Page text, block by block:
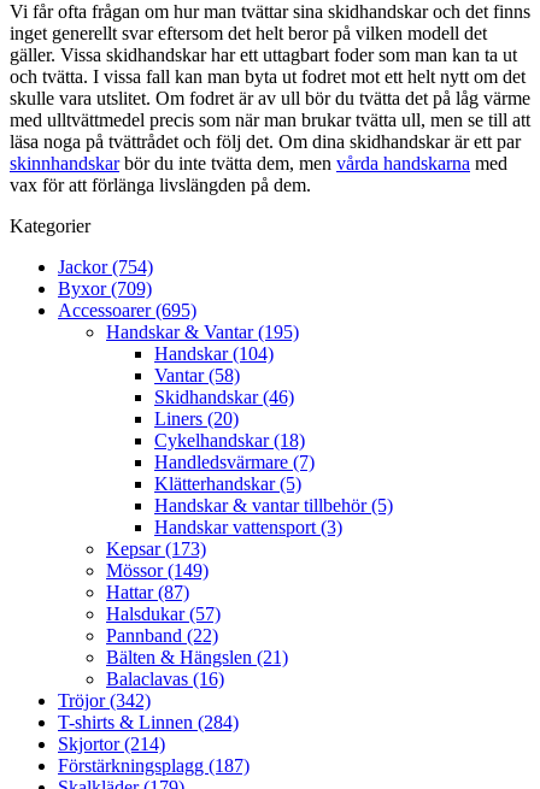
Vi får ofta frågan om hur man tvättar sina skidhandskar och det finns
inget generellt svar eftersom det helt beror på vilken modell det
gäller. Vissa skidhandskar har ett uttagbart foder som man kan ta ut
och tvätta. I vissa fall kan man byta ut fodret mot ett helt nytt om det
skulle vara utslitet. Om fodret är av ull bör du tvätta det på låg värme
med ulltvättmedel precis som när man brukar tvätta ull, men se till att
läsa noga på tvättrådet och följ det. Om dina skidhandskar är ett par
skinnhandskarbör du inte tvätta dem, men vårda handskarna med
vax för att förlänga livslängden på dem.
Kategorier
Jackor (754)
Byxor (709)
Accessoarer (695)
Handskar & Vantar (195)
Handskar (104)
Vantar (58)
Skidhandskar (46)
Liners (20)
Cykelhandskar (18)
Handledsvärmare (7)
Klätterhandskar (5)
Handskar & vantar tillbehör (5)
Handskar vattensport (3)
Kepsar (173)
Mössor (149)
Hattar (87)
Halsdukar (57)
Pannband (22)
Bälten & Hängslen (21)
Balaclavas (16)
Tröjor (342)
T-shirts & Linnen (284)
Skjortor (214)
Förstärkningsplagg (187)